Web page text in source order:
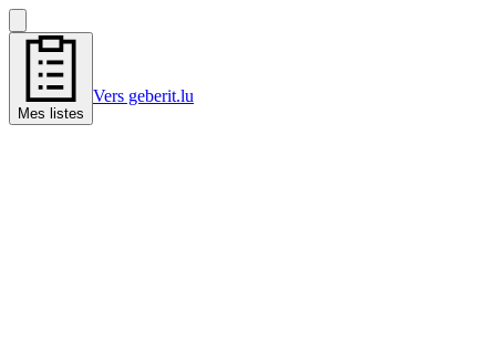
Mes listes
Vers geberit.lu